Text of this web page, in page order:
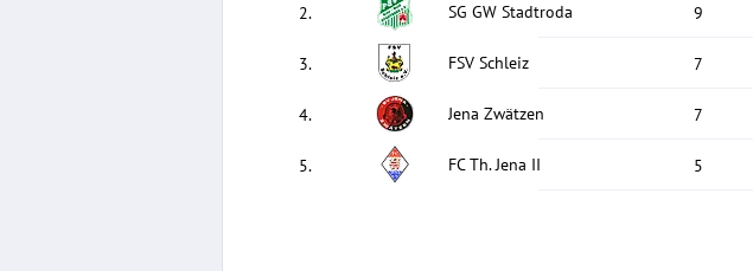
2. SG GW Stadtroda 9
3. FSV Schleiz 7
4. Jena Zwätzen 7
5. FC Th. Jena II 5